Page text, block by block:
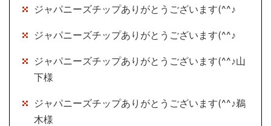
ジャパニーズチップありがとうございます(^^♪
ジャパニーズチップありがとうございます(^^♪
ジャパニーズチップありがとうございます(^^♪山
下様
ジャパニーズチップありがとうございます(^^♪鵜
木様